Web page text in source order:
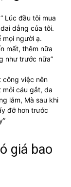
Lúc đầu tôi mua
dẳng của tôi.
mọi người ạ.
mất, thêm nữa
như trước nữa”
công việc nên
mỏi cáu gắt, da
lắm, Mà sau khi
đỡ hơn trước
giá bao